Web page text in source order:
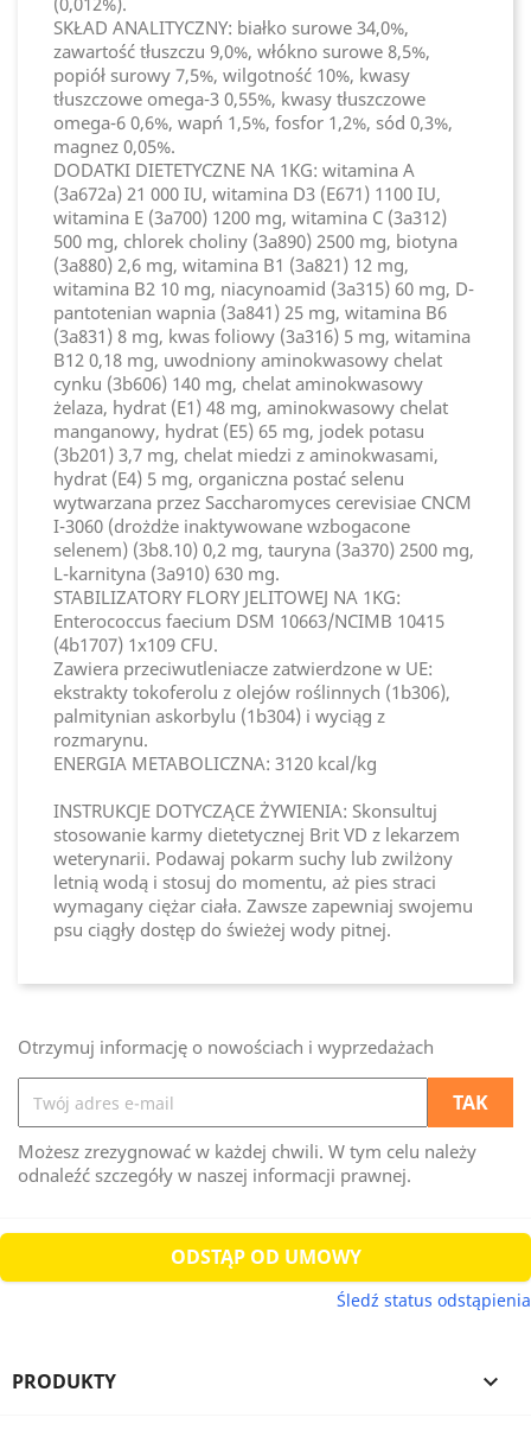
SKŁAD ANALITYCZNY: białko surowe 34,0%,
zawartość tłuszczu 9,0%, włókno surowe 8,5%,
popiół surowy 7,5%, wilgotność 10%, kwasy
tłuszczowe omega-3 0,55%, kwasy tłuszczowe
omega-6 0,6%, wapń 1,5%, fosfor 1,2%, sód 0,3%,
magnez 0,05%.
DODATKI DIETETYCZNE NA 1KG: witamina A
(3a672a) 21 000 IU, witamina D3 (E671) 1100 IU,
witamina E (3a700) 1200 mg, witamina C (3a312)
500 mg, chlorek choliny (3a890) 2500 mg, biotyna
(3a880) 2,6 mg, witamina B1 (3a821) 12 mg,
witamina B2 10 mg, niacynoamid (3a315) 60 mg, D-
pantotenian wapnia (3a841) 25 mg, witamina B6
(3a831) 8 mg, kwas foliowy (3a316) 5 mg, witamina
B12 0,18 mg, uwodniony aminokwasowy chelat
cynku (3b606) 140 mg, chelat aminokwasowy
żelaza, hydrat (E1) 48 mg, aminokwasowy chelat
manganowy, hydrat (E5) 65 mg, jodek potasu
(3b201) 3,7 mg, chelat miedzi z aminokwasami,
hydrat (E4) 5 mg, organiczna postać selenu
wytwarzana przez Saccharomyces cerevisiae CNCM
I-3060 (drożdże inaktywowane wzbogacone
selenem) (3b8.10) 0,2 mg, tauryna (3a370) 2500 mg,
L-karnityna (3a910) 630 mg.
STABILIZATORY FLORY JELITOWEJ NA 1KG:
Enterococcus faecium DSM 10663/NCIMB 10415
(4b1707) 1x109 CFU.
Zawiera przeciwutleniacze zatwierdzone w UE:
ekstrakty tokoferolu z olejów roślinnych (1b306),
palmitynian askorbylu (1b304) i wyciąg z
rozmarynu.
ENERGIA METABOLICZNA: 3120 kcal/kg
INSTRUKCJE DOTYCZĄCE ŻYWIENIA: Skonsultuj
stosowanie karmy dietetycznej Brit VD z lekarzem
weterynarii. Podawaj pokarm suchy lub zwilżony
letnią wodą i stosuj do momentu, aż pies straci
wymagany ciężar ciała. Zawsze zapewniaj swojemu
psu ciągły dostęp do świeżej wody pitnej.
Otrzymuj informację o nowościach i wyprzedażach
Możesz zrezygnować w każdej chwili. W tym celu należy
odnaleźć szczegóły w naszej informacji prawnej.
ODSTĄP OD UMOWY
Śledź status odstąpienia
PRODUKTY 